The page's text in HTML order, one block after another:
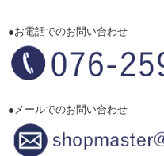
●お電話でのお問い合わせ
●メールでのお問い合わせ